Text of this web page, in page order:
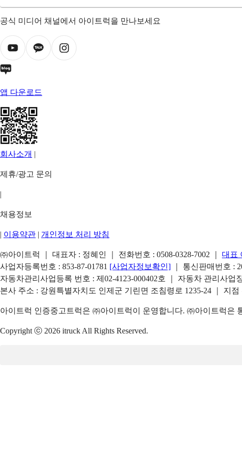
공식 미디어 채널에서 아이트럭을 만나보세요
앱 다운로드
회사소개 |
제휴/광고 문의
|
채용정보
| 이용약관 | 개인정보 처리 방침
㈜아이트럭 ｜ 대표자 : 정혜인 ｜ 전화번호 : 0508-0328-7002 대표
사업자등록번호 : 853-87-01781 [사업자정보확인]
｜ 통신판매번호 :
자동차관리사업등록 번호 : 제02-4123-000402호 ｜ 자동차 관리사
본사 주소 : 강원특별자치도 인제군 기린면 조침령로 1235-24 ｜ 지
아이트럭 인증중고트럭은 ㈜아이트럭이 운영합니다. ㈜아이트럭은
Copyright ⓒ 2026 itruck All Rights Reserved.